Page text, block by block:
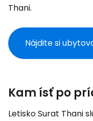
Thani.
Nájdite si
Kam ísť po
Letisko Surat Thani